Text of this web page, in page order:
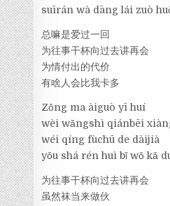
suīrán wà dāng lái zuò
总嘛是爱过一回
为往事干杯向过去讲再会
为情付出的代价
有啥人会比我卡多
Zǒng ma àiguò yī huí
wèi wǎngshì qiánbēi
wéi qíng fùchū de dàijià
yǒu shá rén huì bǐ wǒ kǎ
为往事干杯向过去讲再会
虽然袜当来做伙